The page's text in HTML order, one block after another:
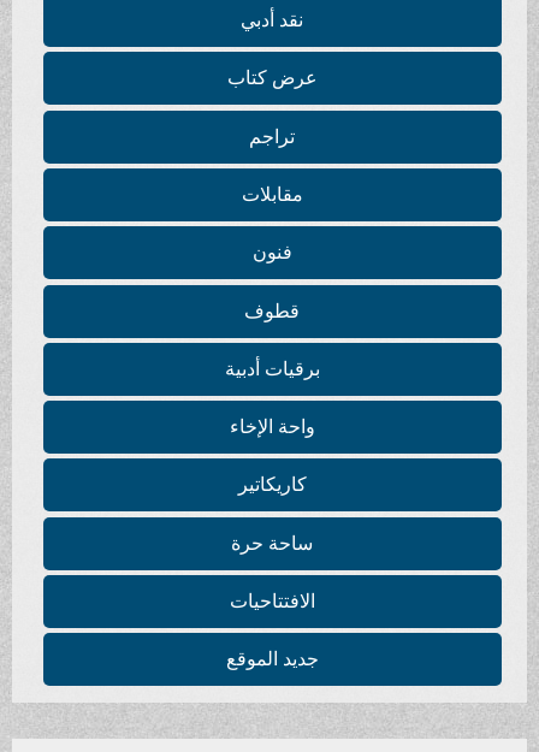
نقد أدبي
عرض كتاب
تراجم
مقابلات
فنون
قطوف
برقيات أدبية
واحة الإخاء
كاريكاتير
ساحة حرة
الافتتاحيات
جديد الموقع